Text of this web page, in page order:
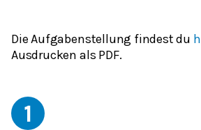
Die Aufgabenstellung findest du
Ausdrucken als PDF.
1